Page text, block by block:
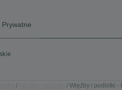
Prywatne
Więźby i podbitki -